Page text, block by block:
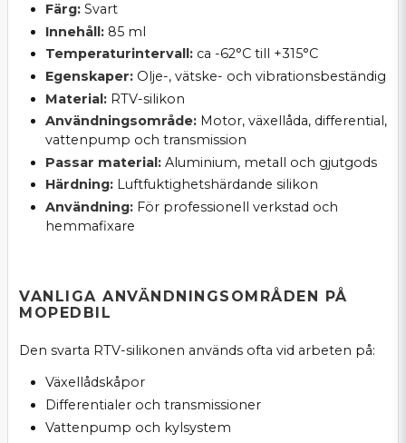
Färg:Svart
Innehåll:85 ml
Temperaturintervall:ca -62°C till +315°C
Egenskaper:Olje-, vätske- och vibrationsbeständig
Material:RTV-silikon
Användningsområde:Motor, växellåda, differential,
vattenpump och transmission
Passar material:Aluminium, metall och gjutgods
Härdning:Luftfuktighetshärdande silikon
Användning:För professionell verkstad och
hemmafixare
VANLIGA ANVÄNDNINGSOMRÅDEN PÅ
MOPEDBIL
Den svarta RTV-silikonen används ofta vid arbeten på:
Växellådskåpor
Differentialer och transmissioner
Vattenpump och kylsystem